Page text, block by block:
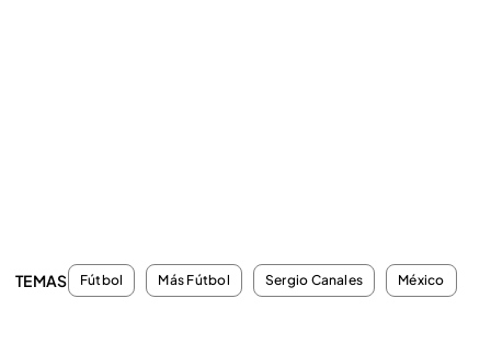
TEMAS Fútbol Más Fútbol Sergio Canales México